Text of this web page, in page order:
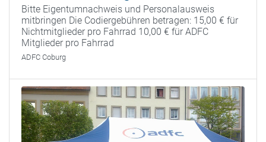
Bitte Eigentumnachweis und Personalausweis
mitbringen Die Codiergebühren betragen: 15,00 € für
Nichtmitglieder pro Fahrrad 10,00 € für ADFC
Mitglieder pro Fahrrad
ADFC Coburg